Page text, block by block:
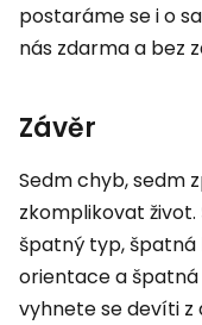
postaráme se i o
nás zdarma a bez
Závěr
Sedm chyb, sedm
zkomplikovat
špatný typ, špatná
orientace a špatná
vyhnete se devíti